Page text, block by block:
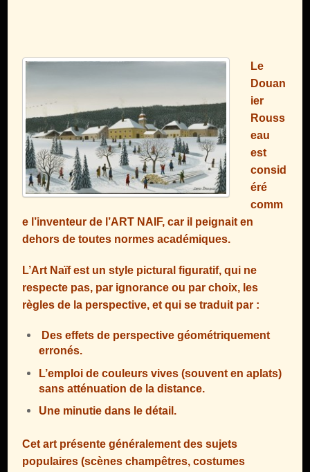
Le
Douan
ier
Rouss
eau
est
consid
éré
comm
e l’inventeur de l’ART NAIF, car il peignait en
dehors de toutes normes académiques.
L’Art Naïf est un style pictural figuratif, qui ne
respecte pas, par ignorance ou par choix, les
règles de la perspective, et qui se traduit par :
Des effets de perspective géométriquement
erronés.
L’emploi de couleurs vives (souvent en aplats)
sans atténuation de la distance.
Une minutie dans le détail.
Cet art présente généralement des sujets
populaires (scènes champêtres, costumes